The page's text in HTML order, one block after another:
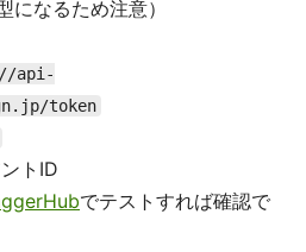
になるため注意）
api-
token
トID
でテストすれば確認で